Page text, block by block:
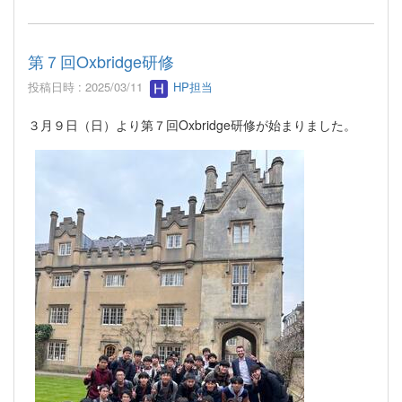
第７回Oxbridge研修
投稿日時 : 2025/03/11 HP担当
３月９日（日）より第７回Oxbridge研修が始まりました。